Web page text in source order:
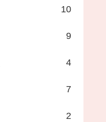
10
9
4
7
2